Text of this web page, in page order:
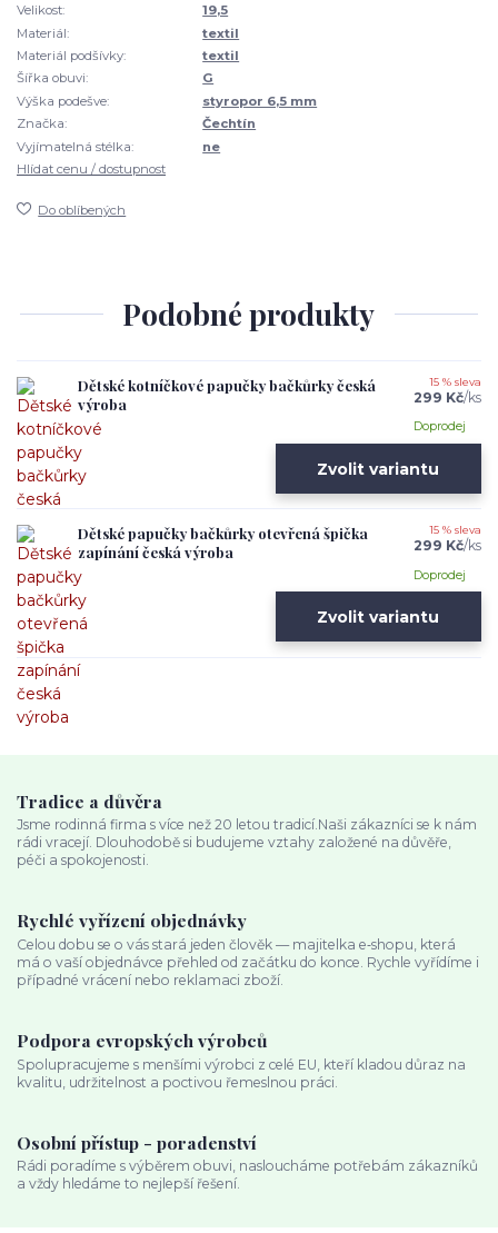
Velikost:
19,5
Materiál:
textil
Materiál podšívky:
textil
Šířka obuvi:
G
Výška podešve:
styropor 6,5 mm
Značka:
Čechtín
Vyjímatelná stélka:
ne
Hlídat cenu / dostupnost
Do oblíbených
Podobné produkty
Dětské kotníčkové papučky bačkůrky česká
výroba
15 % sleva
299 Kč/ks
Doprodej
Zvolit variantu
Dětské papučky bačkůrky otevřená špička
zapínání česká výroba
15 % sleva
299 Kč/ks
Doprodej
Zvolit variantu
Tradice a důvěra
Jsme rodinná firma s více než 20 letou tradicí.Naši zákazníci se k nám
rádi vracejí. Dlouhodobě si budujeme vztahy založené na důvěře,
péči a spokojenosti.
Rychlé vyřízení objednávky
Celou dobu se o vás stará jeden člověk — majitelka e‑shopu, která
má o vaší objednávce přehled od začátku do konce. Rychle vyřídíme i
případné vrácení nebo reklamaci zboží.
Podpora evropských výrobců
Spolupracujeme s menšími výrobci z celé EU, kteří kladou důraz na
kvalitu, udržitelnost a poctivou řemeslnou práci.
Osobní přístup - poradenství
Rádi poradíme s výběrem obuvi, nasloucháme potřebám zákazníků
a vždy hledáme to nejlepší řešení.